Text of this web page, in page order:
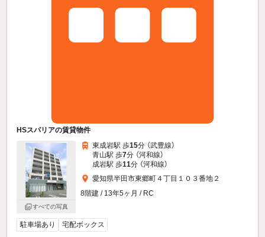
HSスパリアの賃貸物件
すべての写真
東成岩駅 歩15分 （武豊線）
青山駅 歩7分 （河和線）
成岩駅 歩11分 （河和線）
愛知県半田市東郷町４丁目１０３番地２
8階建 / 13年5ヶ月 / RC
駐車場あり 宅配ボックス